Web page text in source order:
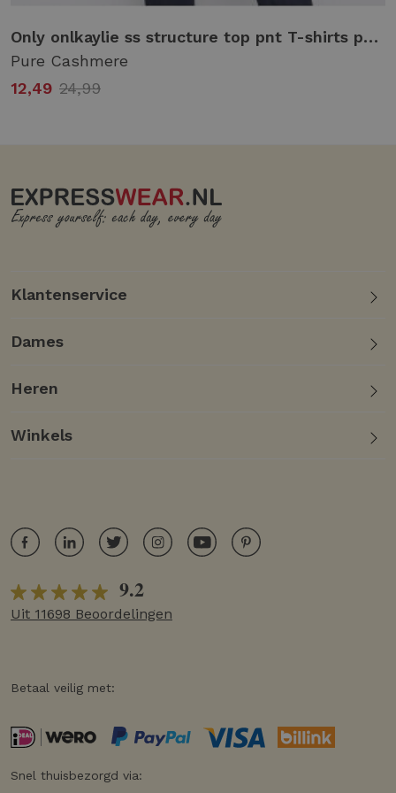
Only onlkaylie ss structure top pnt T-shirts pure cashmere
Pure Cashmere
12,49 24,99
Klantenservice
Dames
Heren
Winkels
9.2
Uit 11698 Beoordelingen
Betaal veilig met:
Snel thuisbezorgd via: